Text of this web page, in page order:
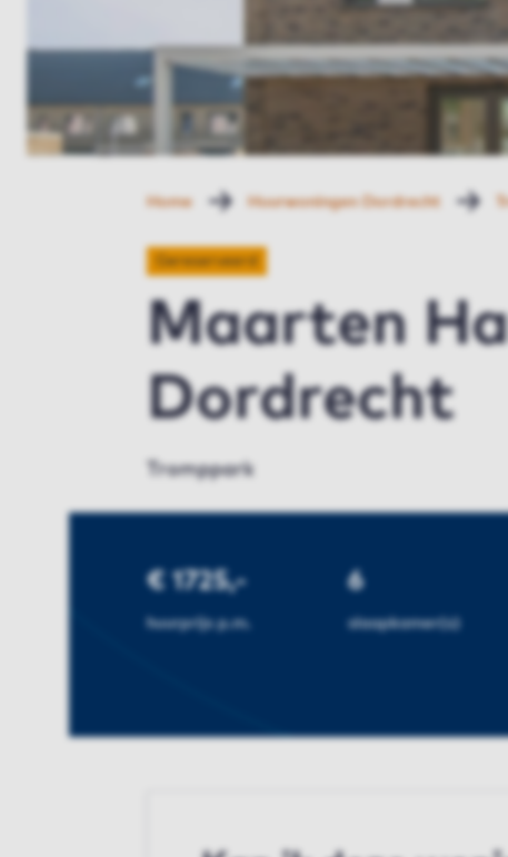
Home Huurwoningen Dordrecht
Gereserveerd
Maarten
Dordrecht
Tromppark
€ 1725,-
huurprijs p.m.
6
slaapkamer(s)